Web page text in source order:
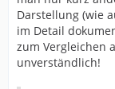
Darstellung (wie
im Detail
zum Vergleichen
unverständlich!